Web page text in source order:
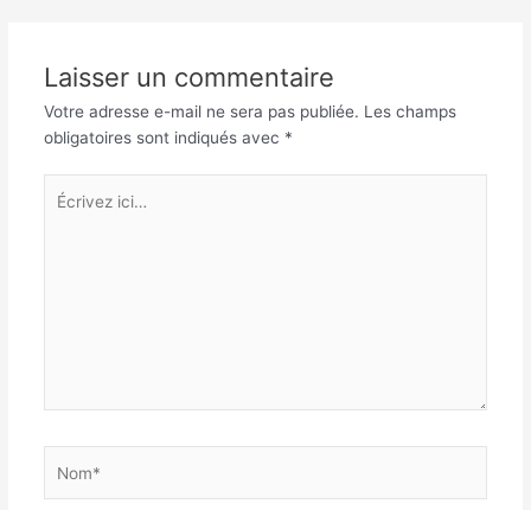
Laisser un commentaire
Votre adresse e-mail ne sera pas publiée. Les champs
obligatoires sont indiqués avec *
Écrivez
ici…